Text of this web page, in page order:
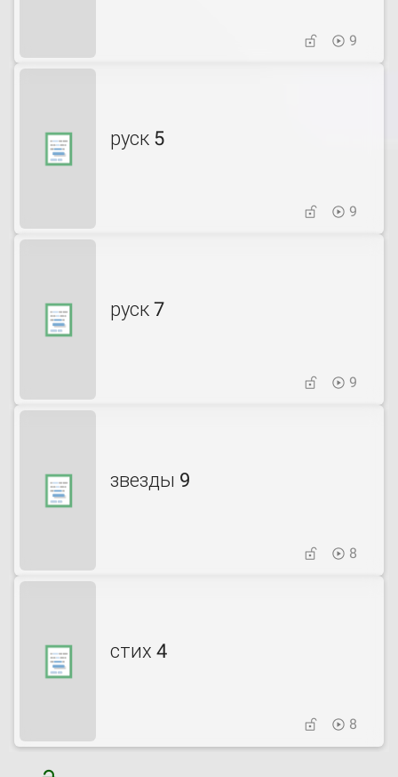
9
руск 5
9
руск 7
9
звезды 9
8
стих 4
8